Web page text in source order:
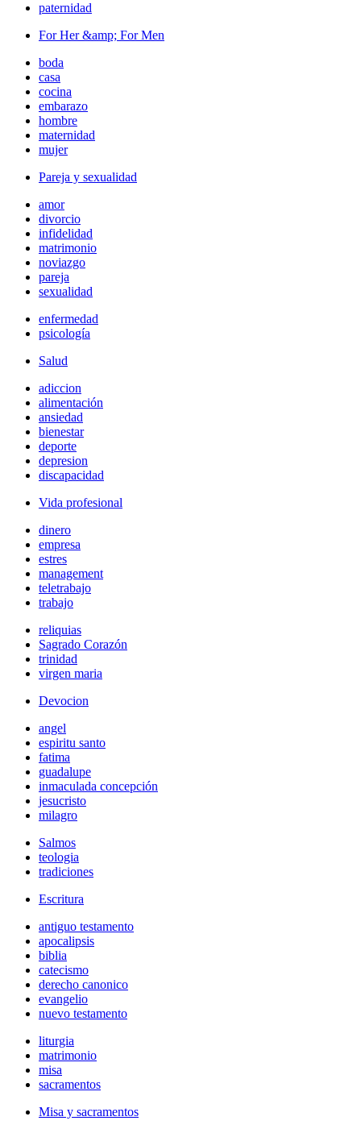
paternidad
For Her &amp; For Men
boda
casa
cocina
embarazo
hombre
maternidad
mujer
Pareja y sexualidad
amor
divorcio
infidelidad
matrimonio
noviazgo
pareja
sexualidad
enfermedad
psicología
Salud
adiccion
alimentación
ansiedad
bienestar
deporte
depresion
discapacidad
Vida profesional
dinero
empresa
estres
management
teletrabajo
trabajo
reliquias
Sagrado Corazón
trinidad
virgen maria
Devocion
angel
espiritu santo
fatima
guadalupe
inmaculada concepción
jesucristo
milagro
Salmos
teologia
tradiciones
Escritura
antiguo testamento
apocalipsis
biblia
catecismo
derecho canonico
evangelio
nuevo testamento
liturgia
matrimonio
misa
sacramentos
Misa y sacramentos